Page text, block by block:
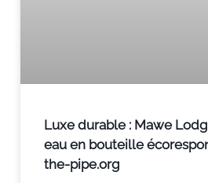
Luxe durable : Mawe
eau en bouteille
the-pipe.org